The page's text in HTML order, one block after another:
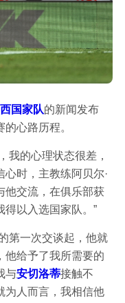
国家队的新闻发布
心路历程。
我的心理状态很差，
心时，主教练阿贝尔·
他交流，在俱乐部获
以入选国家队。”
第一次交谈起，他就
他给予了我所需要的
与安切洛蒂接触不
为人而言，我相信他